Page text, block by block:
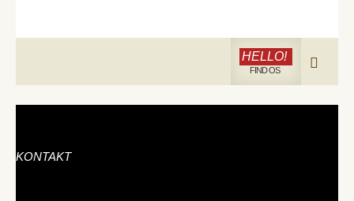
HELLO!
FIND OS
KONTAKT